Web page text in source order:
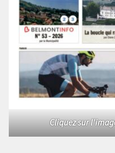
Cliquez sur